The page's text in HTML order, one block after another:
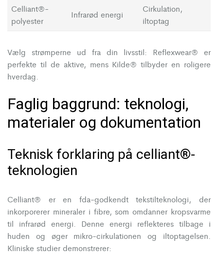
Celliant®-
polyester
Infrarød energi
Cirkulation,
iltoptag
Vælg strømperne ud fra din livsstil: Reflexwear® er
perfekte til de aktive, mens Kilde® tilbyder en roligere
hverdag.
Faglig baggrund: teknologi,
materialer og dokumentation
Teknisk forklaring på celliant®-
teknologien
Celliant® er en fda-godkendt tekstilteknologi, der
inkorporerer mineraler i fibre, som omdanner kropsvarme
til infrarød energi. Denne energi reflekteres tilbage i
huden og øger mikro-cirkulationen og iltoptagelsen.
Kliniske studier demonstrerer: